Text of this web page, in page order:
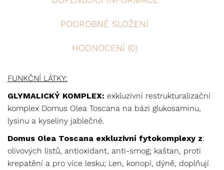
PODROBNÉ SLOŽENÍ
HODNOCENÍ (0)
FUNKČNÍ LÁTKY:
GLYMALICKÝ KOMPLEX: exkluzivní restrukturalizační
komplex Domus Olea Toscana na bázi glukosaminu,
lysinu a kyseliny jablečné.
Domus Olea Toscana exkluzivní fytokomplexy z:
olivových listů, antioxidant, anti-smog; kaštan, proti
krepatění a pro více lesku; Len, konopí, dýně, doplňují